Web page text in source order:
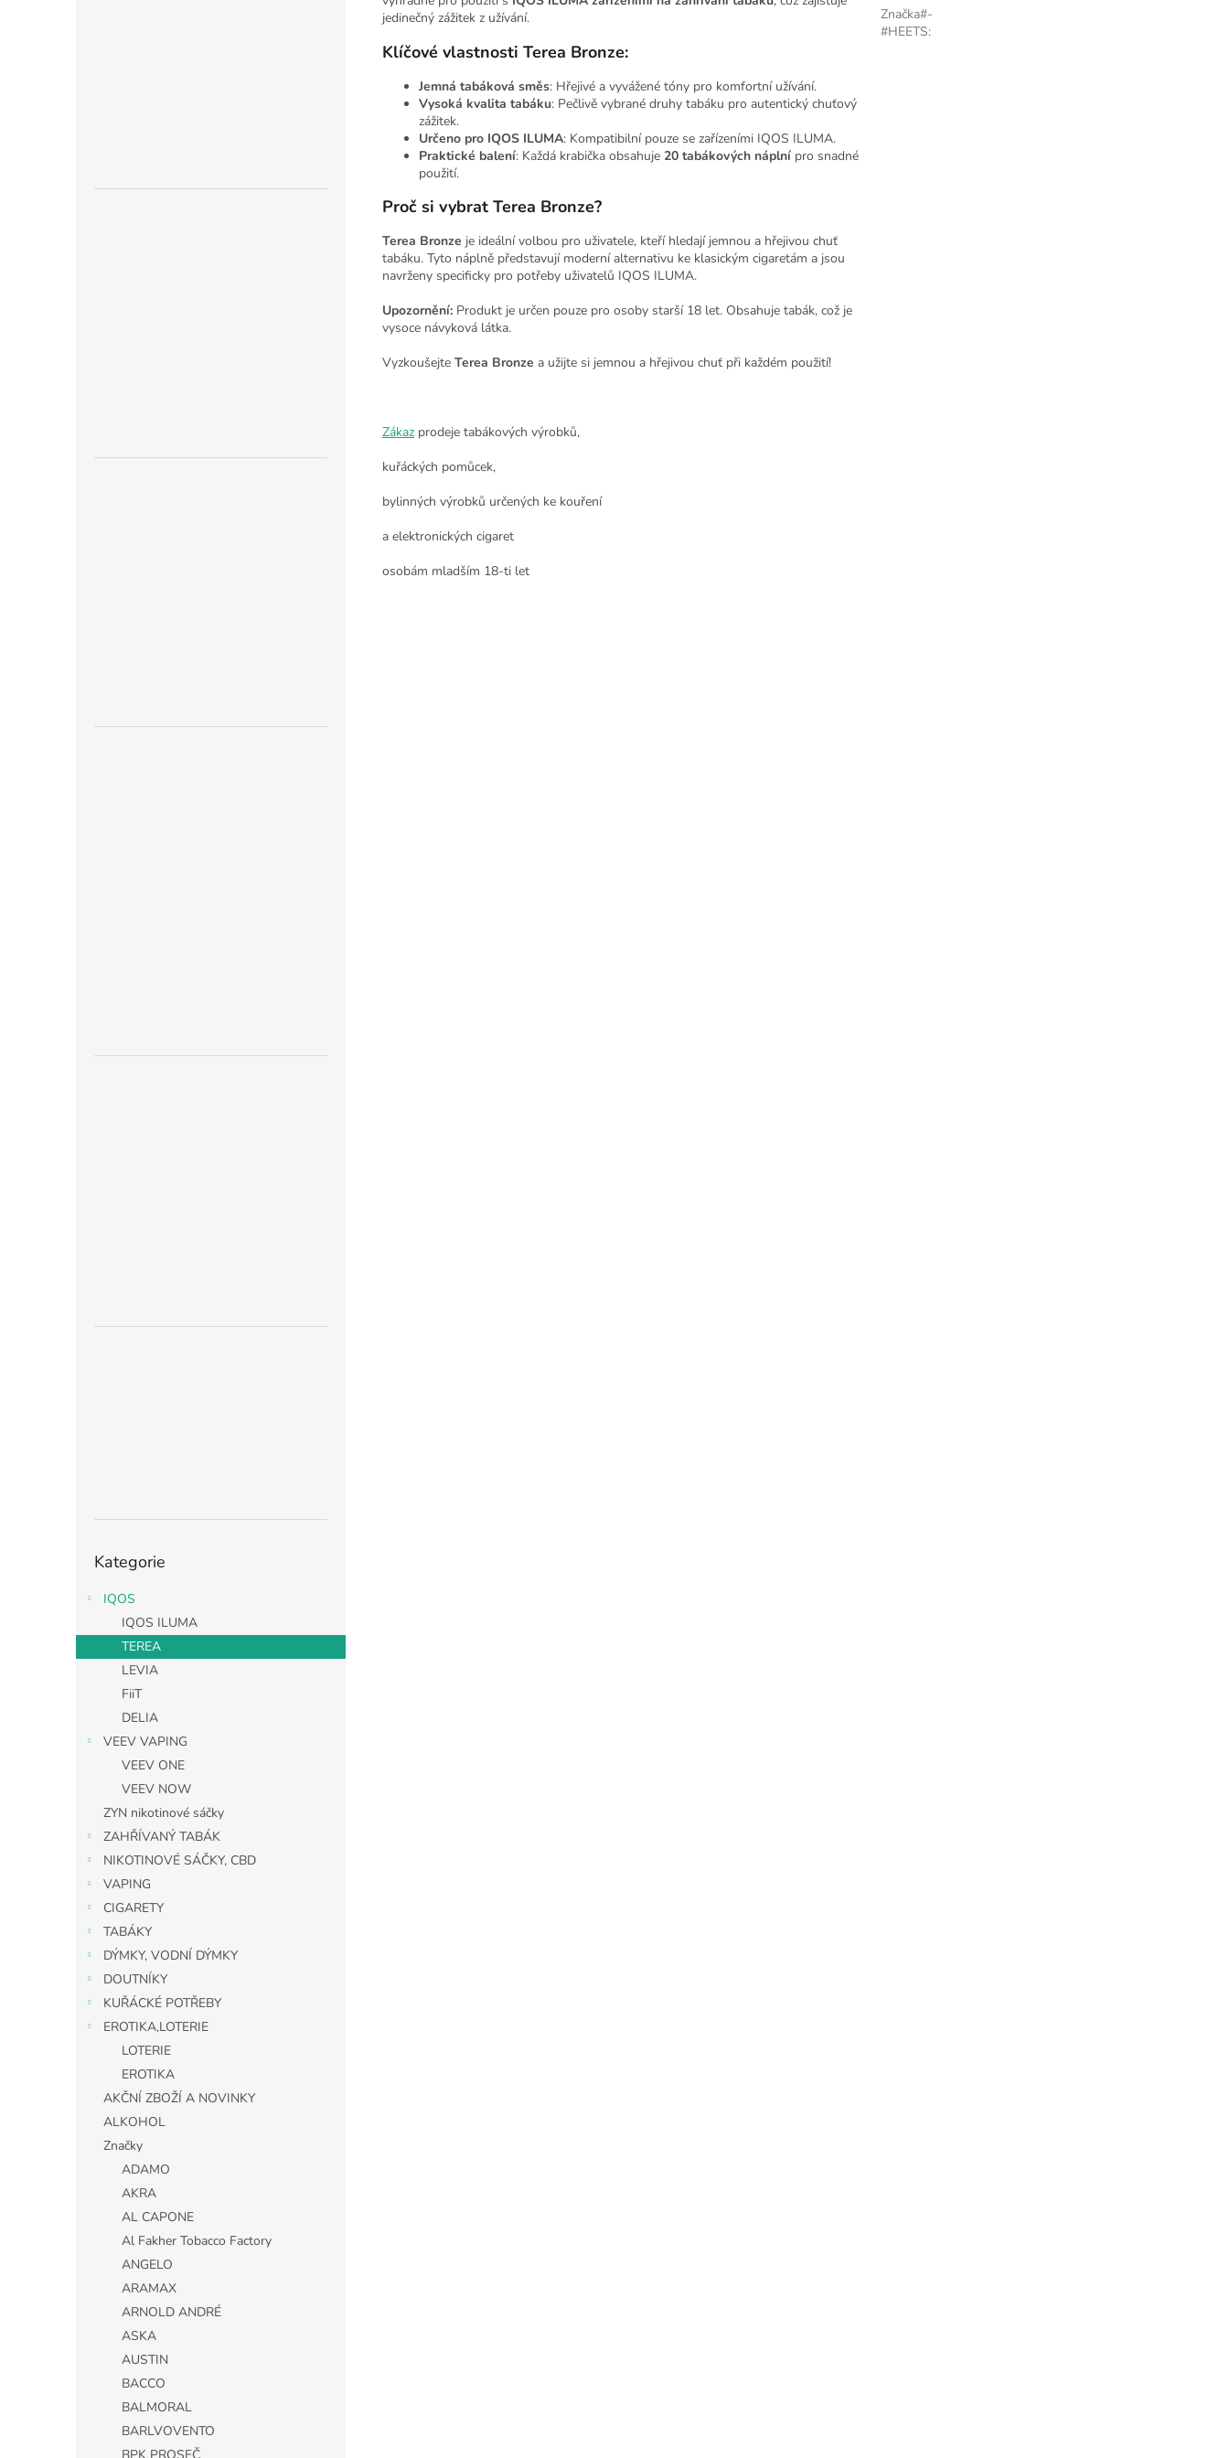
kategorie
Kategorie
IQOS
IQOS ILUMA
TEREA
LEVIA
FiiT
DELIA
VEEV VAPING
VEEV ONE
VEEV NOW
ZYN nikotinové sáčky
ZAHŘÍVANÝ TABÁK
NIKOTINOVÉ SÁČKY, CBD
VAPING
CIGARETY
TABÁKY
DÝMKY, VODNÍ DÝMKY
DOUTNÍKY
KUŘÁCKÉ POTŘEBY
EROTIKA,LOTERIE
LOTERIE
EROTIKA
AKČNÍ ZBOŽÍ A NOVINKY
ALKOHOL
Značky
ADAMO
AKRA
AL CAPONE
Al Fakher Tobacco Factory
ANGELO
ARAMAX
ARNOLD ANDRÉ
ASKA
AUSTIN
BACCO
BALMORAL
BARLVOVENTO
BPK PROSEČ
jedinečný zážitek z užívání.
Klíčové vlastnosti Terea Bronze:
Jemná tabáková směs: Hřejivé a vyvážené tóny pro komfortní užívání.
Vysoká kvalita tabáku: Pečlivě vybrané druhy tabáku pro autentický chuťový
zážitek.
Určeno pro IQOS ILUMA: Kompatibilní pouze se zařízeními IQOS ILUMA.
Praktické balení: Každá krabička obsahuje 20 tabákových náplní pro snadné
použití.
Proč si vybrat Terea Bronze?
Terea Bronze je ideální volbou pro uživatele, kteří hledají jemnou a hřejivou chuť
tabáku. Tyto náplně představují moderní alternativu ke klasickým cigaretám a jsou
navrženy specificky pro potřeby uživatelů IQOS ILUMA.
Upozornění: Produkt je určen pouze pro osoby starší 18 let. Obsahuje tabák, což je
vysoce návyková látka.
Vyzkoušejte Terea Bronze a užijte si jemnou a hřejivou chuť při každém použití!
Zákaz prodeje tabákových výrobků,
kuřáckých pomůcek,
bylinných výrobků určených ke kouření
a elektronických cigaret
osobám mladším 18-ti let
Značka#-
#HEETS: